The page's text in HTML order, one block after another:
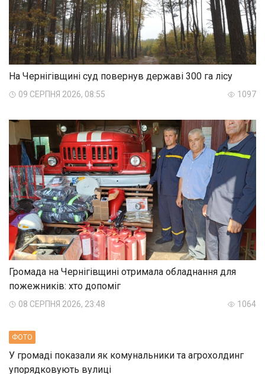
На Чернігівщині суд повернув державі 300 га лісу
09 СЕРПНЯ 2026, 08:55 1097
Громада на Чернігівщині отримала обладнання для
пожежників: хто допоміг
08 СЕРПНЯ 2026, 23:48 1064
ФОТО
У громаді показали як комунальники та агрохолдинг
упорядковують вулиці